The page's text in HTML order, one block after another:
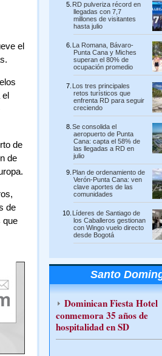
el
el
de
de
de
que
RD pulveriza récord en
llegadas con 7,7
millones de visitantes
hasta julio
La Romana, Bávaro-
Punta Cana y Miches
superan el 80% de
ocupación promedio
Los tres principales
retos turísticos que
enfrenta RD para seguir
creciendo
Se consolida el
aeropuerto de Punta
Cana: capta el 58% de
las llegadas a RD en
julio
Plan de ordenamiento de
Verón-Punta Cana: ven
clave aportes de las
comunidades
Líderes de Santiago de
los Caballeros gestionan
con Wingo vuelo directo
desde Bogotá
Santo
Dominican Fiesta Hotel
conmemora 35 años de
hospitalidad en SD